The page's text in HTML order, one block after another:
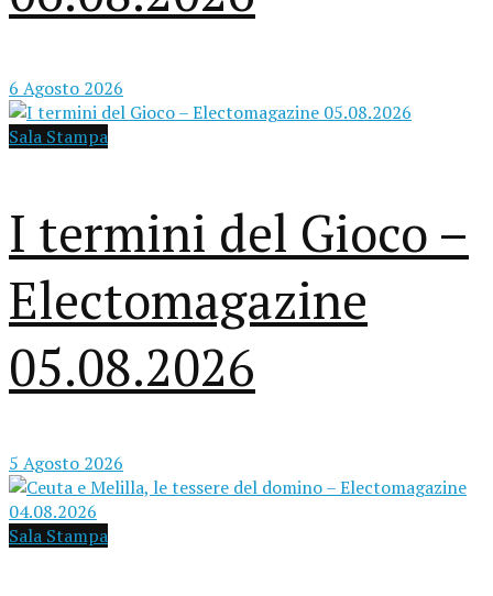
6 Agosto 2026
Sala Stampa
I termini del Gioco –
Electomagazine
05.08.2026
5 Agosto 2026
Sala Stampa